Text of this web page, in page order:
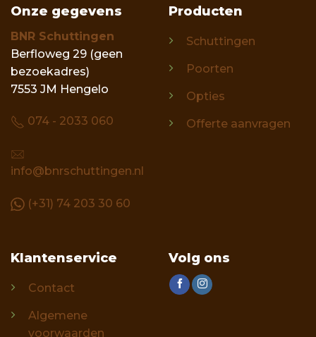
Onze gegevens
BNR Schuttingen
Berfloweg 29 (geen
bezoekadres)
7553 JM Hengelo
074 - 2033 060
info@bnrschuttingen.nl
(+31) 74 203 30 60
Producten
Schuttingen
Poorten
Opties
Offerte aanvragen
Klantenservice
Contact
Algemene
voorwaarden
Volg ons